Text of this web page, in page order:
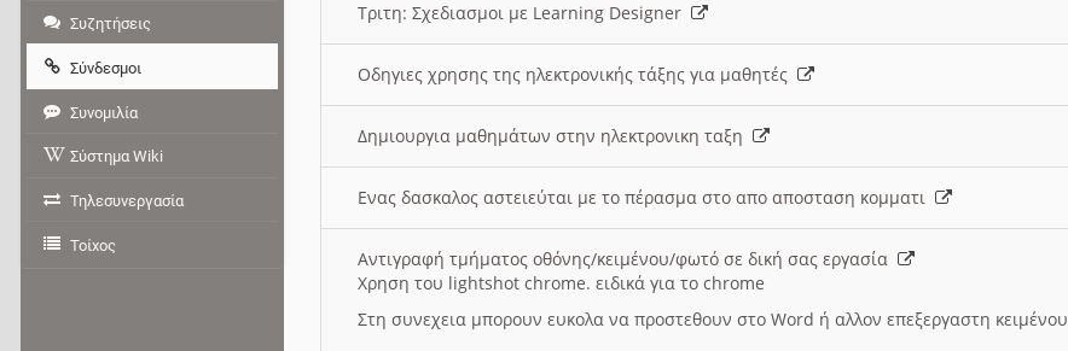
Τριτη: Σχεδιασμοι με Learning Designer
Οδηγιες χρησης της ηλεκτρονικής τάξης για μαθητές
Δημιουργια μαθημάτων στην ηλεκτρονικη ταξη
Ενας δασκαλος αστειεύται με το πέρασμα στο απο αποσταση κομματι
Αντιγραφή τμήματος οθόνης/κειμένου/φωτό σε δική σας εργασία
Χρηση του lightshot chrome. ειδικά για το chrome
Στη συνεχεια μπορουν ευκολα να προστεθουν στο Word ή αλλον επεξεργαστη κειμένου
Συζητήσεις
Σύνδεσμοι
Συνομιλία
Σύστημα Wiki
Τηλεσυνεργασία
Τοίχος